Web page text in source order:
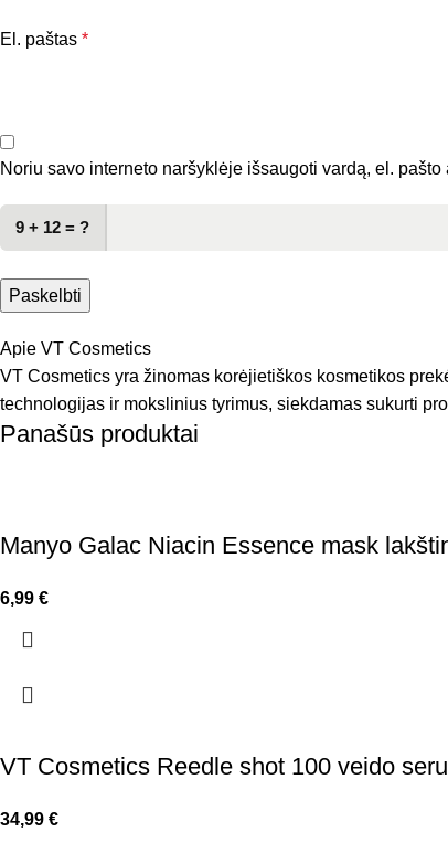
El. paštas *
Noriu savo interneto naršyklėje išsaugoti vardą, el.
9 + 12 = ?
Apie VT Cosmetics
VT Cosmetics yra žinomas korėjietiškos kosmetikos
technologijas ir mokslinius tyrimus, siekdamas sukurti
Panašūs produktai
Manyo Galac Niacin Essence mask
6,99 €
VT Cosmetics Reedle shot 100 veido
34,99 €